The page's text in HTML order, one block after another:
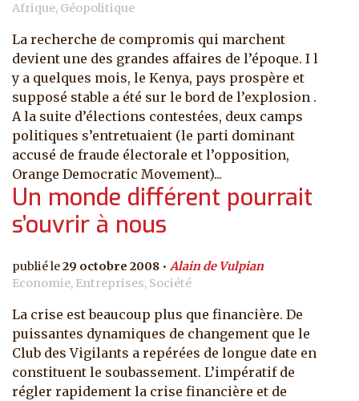
Afrique, Géopolitique
La recherche de compromis qui marchent
devient une des grandes affaires de l’époque. I l
y a quelques mois, le Kenya, pays prospère et
supposé stable a été sur le bord de l’explosion .
A la suite d’élections contestées, deux camps
politiques s’entretuaient (le parti dominant
accusé de fraude électorale et l’opposition,
Orange Democratic Movement)...
Un monde différent pourrait
s’ouvrir à nous
29 octobre 2008
Alain de Vulpian
Economie, Entreprises, Société
La crise est beaucoup plus que financière. De
puissantes dynamiques de changement que le
Club des Vigilants a repérées de longue date en
constituent le soubassement. L’impératif de
régler rapidement la crise financière et de